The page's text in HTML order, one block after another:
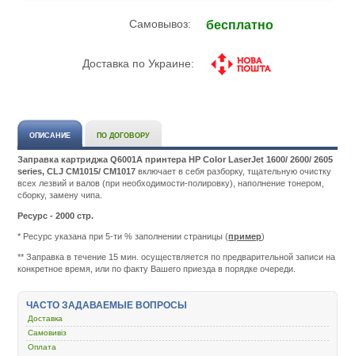
Самовывоз: бесплатно
Доставка по Украине:
ОПИСАНИЕ ПО ДОГОВОРУ
Заправка картриджа Q6001A принтера HPColorLaserJet1600/ 2600/ 2605
series, CLJ CM1015/ CM1017 включает в себя разборку, тщательную очистку
всех лезвий и валов (при необходимости-полировку), наполнение тонером,
сборку, замену чипа.
Ресурс - 2000 стр.
* Ресурс указана при 5-ти % заполнении страницы (пример)
zapravka-
1600-
** Заправка в течение 15 мин. осуществляется по предварительной записи на
конкретное время, или по факту Вашего приезда в порядке очереди.
ЧАСТО ЗАДАВАЕМЫЕ ВОПРОСЫ
Доставка
Самовивіз
Оплата